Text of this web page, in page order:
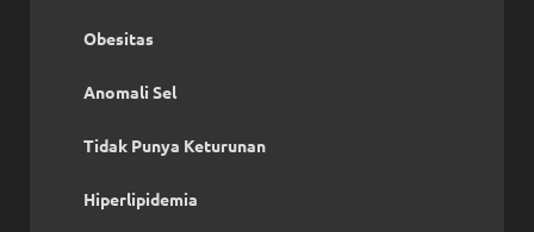
Obesitas
Anomali Sel
Tidak Punya Keturunan
Hiperlipidemia